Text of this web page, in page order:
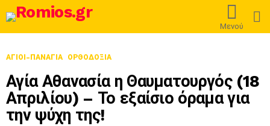
Μενού
ΑΓΙΟΙ-ΠΑΝΑΓΙΑ ΟΡΘΟΔΟΞΊΑ
Αγία Αθανασία η Θαυματουργός (18
Απριλίου) – Το εξαίσιο όραμα για
την ψύχη της!